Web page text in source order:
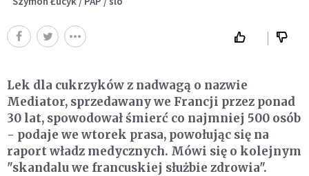
Lek dla cukrzyków z nadwagą o nazwie
Mediator, sprzedawany we Francji przez ponad
30 lat, spowodował śmierć co najmniej 500 osób
- podaje we wtorek prasa, powołując się na
raport władz medycznych. Mówi się o kolejnym
"skandalu we francuskiej służbie zdrowia".